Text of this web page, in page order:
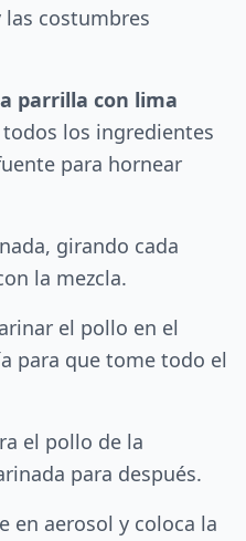
costumbres
parrilla con lima
los ingredientes
para hornear
girando cada
la mezcla.
el pollo en el
para que tome todo el
el pollo de la
para después.
en aerosol y coloca la